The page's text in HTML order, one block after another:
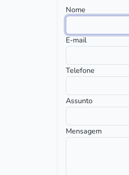
Nome
E-mail
Telefone
Assunto
Mensagem